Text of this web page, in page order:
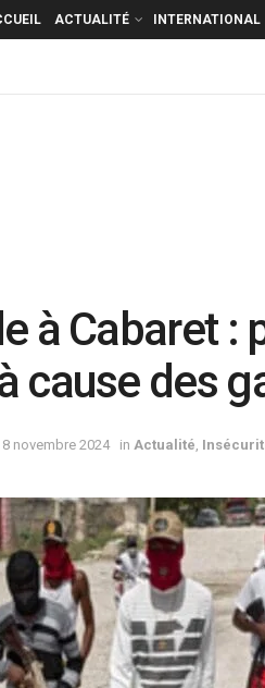
ACTUALITÉ INTERNATIONAL
à Cabaret :
cause des
8 novembre 2024 in Actualité